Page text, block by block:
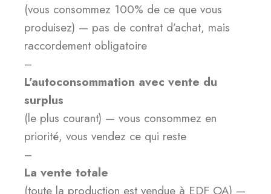
(vous consommez 100% de ce que vous
produisez) — pas de contrat d’achat, mais
raccordement obligatoire
–
L’autoconsommation avec vente du
surplus
(le plus courant) — vous consommez en
priorité, vous vendez ce qui reste
–
La vente totale
(toute la production est vendue à EDF OA) —